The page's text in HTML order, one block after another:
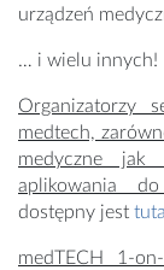
urządzeń
… i wielu innych!
Organizatorzy
medtech,
medyczne
aplikowania
dostępny jest
medTECH 1-